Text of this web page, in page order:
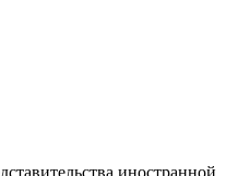
иностранной